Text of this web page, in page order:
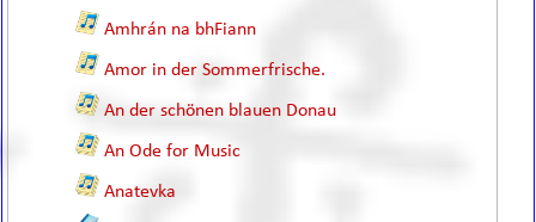
Amhrán na bhFiann
Amor in der Sommerfrische.
An der schönen blauen Donau
An Ode for Music
Anatevka